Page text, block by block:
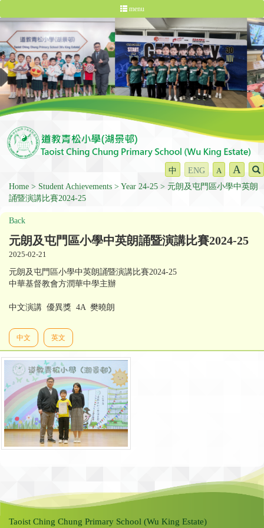
menu
中 ENG A A
Home Student Achievements Year 24-25
元朗及屯門區小學中英朗
誦暨演講比賽2024-25
Back
元朗及屯門區小學中英朗誦暨演講比賽2024-25
2025-02-21
元朗及屯門區小學中英朗誦暨演講比賽2024-25
中華基督教會方潤華中學主辦
中文演講 優異獎 4A 樊曉朗
中文 英文
Taoist Ching Chung Primary School (Wu King Estate)